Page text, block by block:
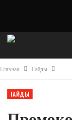
Главная Гайды
ГАЙДЫ